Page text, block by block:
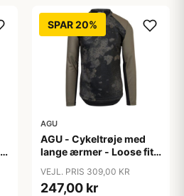
SPAR 20%
AGU
AGU - Cykeltrøje med
lange ærmer - Loose fit -
VEJL. PRIS 309,00 KR
247,00 kr